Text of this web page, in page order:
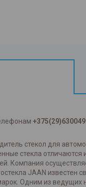
стекол для
стекла
Компания
JAAN
Одним из ведущих